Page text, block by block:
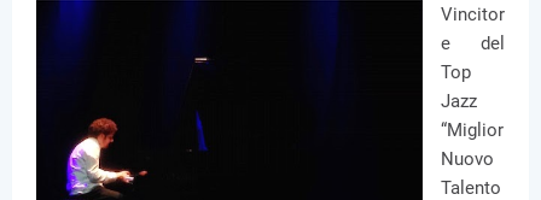
Vincitor
e del
Top
Jazz
“Miglior
Nuovo
Talento